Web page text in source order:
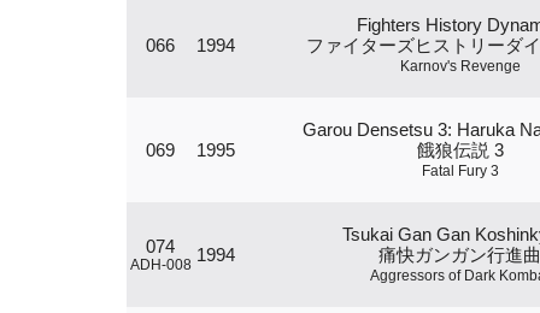
066 1994
Fighters History
ファイターズヒストリーダ
Karnov's Revenge
069 1995
Garou Densetsu 3: Haruka
餓狼伝説 3
Fatal Fury 3
074
ADH-008 1994
Tsukai Gan Gan
痛快ガンガン行進曲
Aggressors of Dark